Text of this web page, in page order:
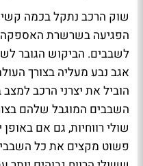
שוק הרכב נתקל בכמה
הפגיעה בשרשרת
לשבבים. הביקוש הגובר
אגב נבע מעליה בצורך
הוביל את יצרני הרכב
השבבים המוגבל שלהם
שולי רווחיות, גם אם
פשוט מקצים את כל